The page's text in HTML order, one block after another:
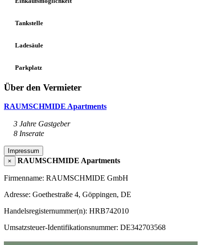
Tankstelle
Ladesäule
Parkplatz
Über den Vermieter
RAUMSCHMIDE Apartments
3 Jahre Gastgeber
8 Inserate
Impressum
×
RAUMSCHMIDE Apartments
Firmenname: RAUMSCHMIDE GmbH
Adresse: Goethestraße 4, Göppingen, DE
Handelsregisternummer(n): HRB742010
Umsatzsteuer-Identifikationsnummer: DE342703568